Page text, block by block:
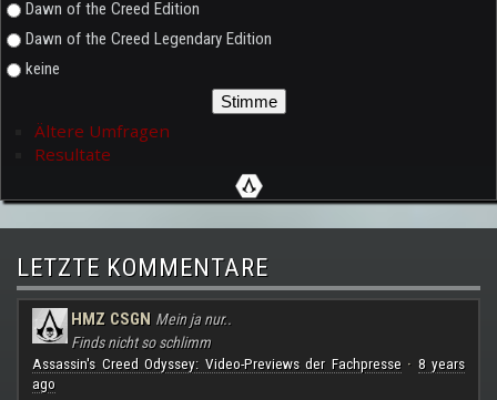
Dawn of the Creed Edition
Dawn of the Creed Legendary Edition
keine
Ältere Umfragen
Resultate
LETZTE KOMMENTARE
HMZ CSGN Mein ja nur..
Finds nicht so schlimm
Assassin's Creed Odyssey: Video-Previews der Fachpresse· 8 years
ago